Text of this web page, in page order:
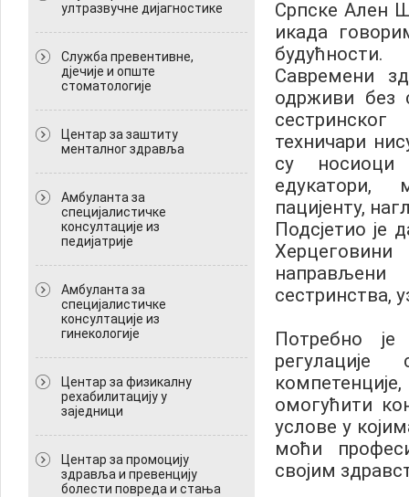
ултразвучне дијагностике
Служба превентивне,
дјечије и опште
стоматологије
Центар за заштиту
менталног здравља
Амбуланта за
специјалистичке
консултације из
педијатрије
Амбуланта за
специјалистичке
консултације из
гинекологије
Центар за физикалну
рехабилитацију у
заједници
Центар за промоцију
здравља и превенцију
болести повреда и стања
Српске Ален
икада
будућности.
Савремени
одрживи без
техничари
су носиоци
едукатори,
пацијенту,
Подсјетио је
сестринства,
Потребно је
регулације
омогућити
услове у
моћи
својим